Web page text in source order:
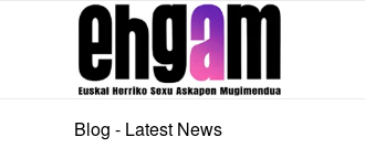
Blog - Latest News